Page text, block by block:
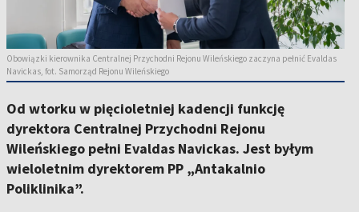
Obowiązki kierownika Centralnej Przychodni Rejonu Wileńskiego zaczyna pełnić Evaldas
Navickas, fot. Samorząd Rejonu Wileńskiego
Od wtorku w pięcioletniej kadencji funkcję
dyrektora Centralnej Przychodni Rejonu
Wileńskiego pełni Evaldas Navickas. Jest byłym
wieloletnim dyrektorem PP „Antakalnio
Poliklinika”.